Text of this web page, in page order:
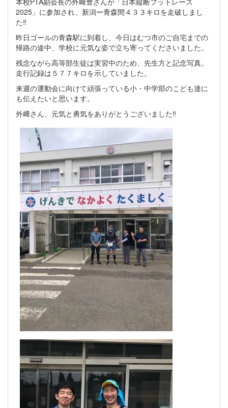
2025」に参加され、新潟ー青森間４３３キロを走破しまし
た‼
昨日ゴールの青森駅に到着し、今日はむつ市のご自宅までの
帰路の途中、学校に元気な姿で立ち寄ってくださいました。
残念ながら高等部生徒は実習中のため、先生方と記念写真。
走行記録は５７７キロを示していました。
来週の運動会に向けて頑張っている小・中学部のこども達に
も伝えたいと思います。
外﨑さん、元気と勇気をありがとうございました‼